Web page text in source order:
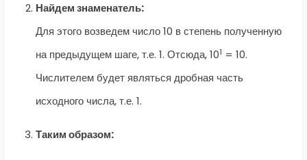
Найдем знаменатель:
Для этого возведем число 10 в степень полученную
на предыдущем шаге, т.е. 1. Отсюда, 101 = 10.
Числителем будет являться дробная часть
исходного числа, т.е. 1.
Таким образом: